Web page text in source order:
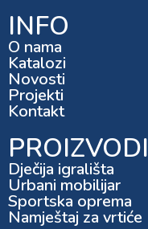
INFO
O nama
Katalozi
Novosti
Projekti
Kontakt
PROIZVODI
Dječija igrališta
Urbani mobilijar
Sportska oprema
Namještaj za vrtiće